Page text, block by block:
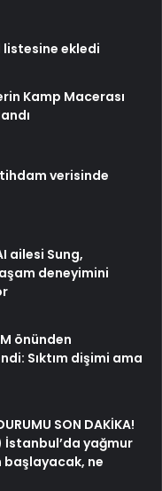
listesine ekledi
Kamp Macerası
verisinde
ailesi Sung,
deneyimini
önünden
Sıktım dişimi ama
SON DAKİKA!
İstanbul’da yağmur
başlayacak, ne